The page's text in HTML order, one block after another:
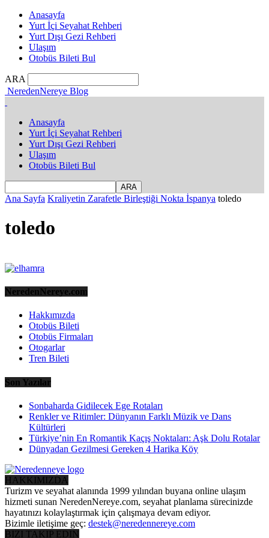
Anasayfa
Yurt İçi Seyahat Rehberi
Yurt Dışı Gezi Rehberi
Ulaşım
Otobüs Bileti Bul
ARA
NeredenNereye Blog
Anasayfa
Yurt İçi Seyahat Rehberi
Yurt Dışı Gezi Rehberi
Ulaşım
Otobüs Bileti Bul
Ana Sayfa Kraliyetin Zarafetle Birleştiği Nokta İspanya toledo
toledo
NeredenNereye.com
Hakkımızda
Otobüs Bileti
Otobüs Firmaları
Otogarlar
Tren Bileti
Son Yazılar
Sonbaharda Gidilecek Ege Rotaları
Renkler ve Ritimler: Dünyanın Farklı Müzik ve Dans
Kültürleri
Türkiye’nin En Romantik Kaçış Noktaları: Aşk Dolu Rotalar
Dünyadan Gezilmesi Gereken 4 Harika Köy
HAKKIMIZDA
Turizm ve seyahat alanında 1999 yılından buyana online ulaşım
hizmeti sunan NeredenNereye.com, seyahat planlama sürecinizde
hayatınızı kolaylaştırmak için çalışmaya devam ediyor.
Bizimle iletişime geç: destek@neredennereye.com
BIZI TAKIP EDIN